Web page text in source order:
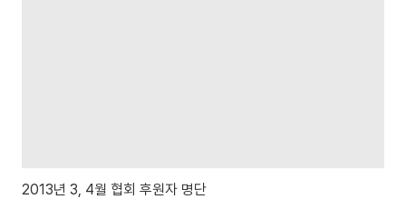
2013년 3, 4월 협회 후원자 명단